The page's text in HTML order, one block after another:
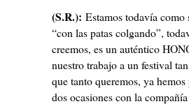
(S.R.): Estamos todavía como
“con las patas colgando”,
creemos, es un auténtico
nuestro trabajo a un festival
que tanto queremos, ya
dos ocasiones con la